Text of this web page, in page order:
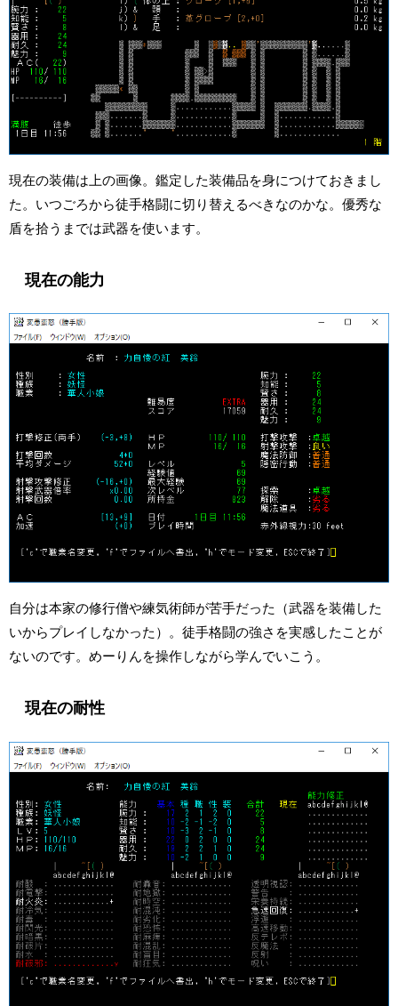
現在の装備は上の画像。鑑定した装備品を身につけておきまし
た。いつごろから徒手格闘に切り替えるべきなのかな。優秀な
盾を拾うまでは武器を使います。
現在の能力
自分は本家の修行僧や練気術師が苦手だった（武器を装備した
いからプレイしなかった）。徒手格闘の強さを実感したことが
ないのです。めーりんを操作しながら学んでいこう。
現在の耐性